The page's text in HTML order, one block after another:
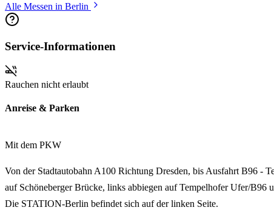
Alle Messen in Berlin
Service-Informationen
Rauchen nicht erlaubt
Anreise & Parken
Mit dem PKW
Von der Stadtautobahn A100 Richtung Dresden, bis Ausfahrt B96 -
auf Schöneberger Brücke, links abbiegen auf Tempelhofer Ufer/B96
Die STATION-Berlin befindet sich auf der linken Seite.